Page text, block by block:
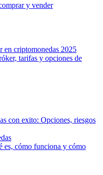
y vender
en criptomonedas 2025
tarifas y opciones de
con exito: Opciones, riesgos
es, cómo funciona y cómo